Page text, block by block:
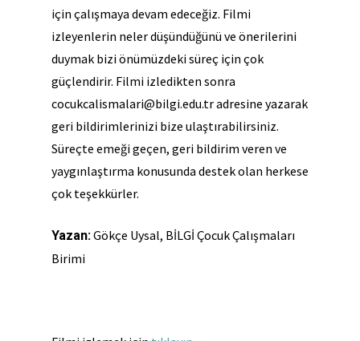
için çalışmaya devam edeceğiz. Filmi
izleyenlerin neler düşündüğünü ve önerilerini
duymak bizi önümüzdeki süreç için çok
güçlendirir. Filmi izledikten sonra
cocukcalismalari@bilgi.edu.tradresine yazarak
geri bildirimlerinizi bize ulaştırabilirsiniz.
Süreçte emeği geçen, geri bildirim veren ve
yaygınlaştırma konusunda destek olan herkese
çok teşekkürler.
Yazan:Gökçe Uysal, BİLGİ Çocuk Çalışmaları
Birimi